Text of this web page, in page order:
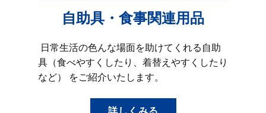
自助具・食事関連用品
日常生活の色んな場面を助けてくれる自助
具（食べやすくしたり、着替えやすくしたり
など） をご紹介いたします。